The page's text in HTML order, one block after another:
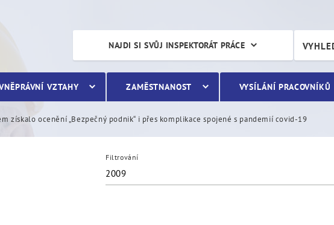
podnik“ i přes
NAJDI SI SVŮJ INSPEKTORÁT PRÁCE
VZTAHY ZAMĚSTNANOST VYSÍLÁNÍ PRACOVNÍKŮ
získalo ocenění „Bezpečný podnik“ i přes komplikace spojené s pandemií covid-19
Filtrování
2009